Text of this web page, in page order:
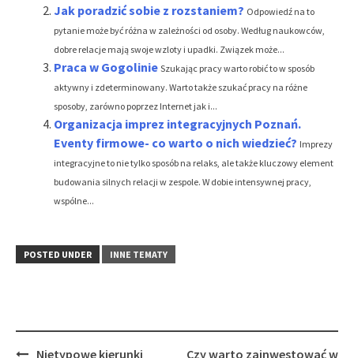
Jak poradzić sobie z rozstaniem? Odpowiedź na to
pytanie może być różna w zależności od osoby. Według naukowców,
dobre relacje mają swoje wzloty i upadki. Związek może...
Praca w Gogolinie Szukając pracy warto robić to w sposób
aktywny i zdeterminowany. Warto także szukać pracy na różne
sposoby, zarówno poprzez Internet jak i...
Organizacja imprez integracyjnych Poznań.
Eventy firmowe- co warto o nich wiedzieć? Imprezy
integracyjne to nie tylko sposób na relaks, ale także kluczowy element
budowania silnych relacji w zespole. W dobie intensywnej pracy,
wspólne...
POSTED UNDER INNE TEMATY
Nietypowe kierunki Czy warto zainwestować w